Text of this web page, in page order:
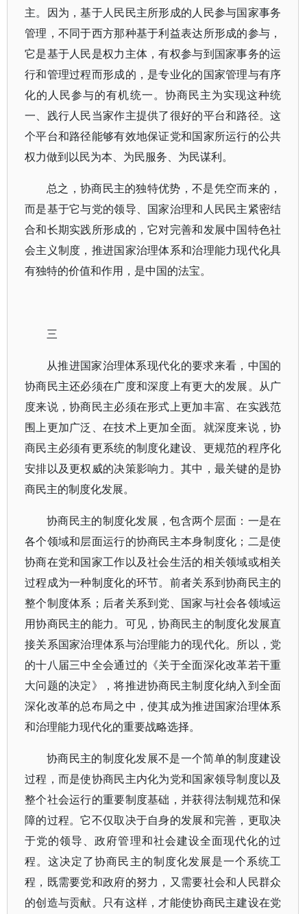
主。因为，基于人民民主所形成的人民参与国家事务
管理，不同于西方那种基于利益表达所形成的参与，
它是基于人民是权力主体，有权参与到国家事务的运
行和管理过程而形成的，是专业化的国家管理与有序
化的人民参与的有机统一。协商民主为实现这种统
一、践行人民当家作主提供了很好的平台和路径。这
个平台和路径能够有效地保证党和国家所运行的公共
权力做到以民为本、为民服务、为民谋利。
总之，协商民主的独特优势，不是凭空而来的，
而是基于它与党的领导、国家治理和人民民主紧密结
合和长期实践所形成的，它对完善和发展中国特色社
会主义制度，推进国家治理体系和治理能力现代化具
有独特的价值和作用，是中国的法宝。
三
从推进国家治理体系现代化的要求来看，中国的
协商民主还必须在广度和深度上有更大的发展。从广
度来说，协商民主必须在形式上更加丰富、在实践范
围上更加广泛、在技术上更加全面。就深度来说，协
商民主必须有更系统的制度化建设、更规范的程序化
安排以及更权威的决策影响力。其中，最关键的是协
商民主的制度化发展。
协商民主的制度化发展，包含两个层面：一是在
各个领域和层面运行的协商民主本身制度化；二是使
协商在党和国家工作以及社会生活的相关领域或相关
过程成为一种制度化的环节。前者关系到协商民主的
整个制度体系；后者关系到党、国家与社会各领域运
用协商民主的能力。可见，协商民主的制度化发展直
接关系国家治理体系与治理能力的现代化。所以，党
的十八届三中全会通过的《关于全面深化改革若干重
大问题的决定》，将推进协商民主制度化纳入到全面
深化改革的总布局之中，使其成为推进国家治理体系
和治理能力现代化的重要战略选择。
协商民主的制度化发展不是一个简单的制度建设
过程，而是使协商民主内化为党和国家领导制度以及
整个社会运行的重要制度基础，并获得法制规范和保
障的过程。它不仅取决于自身的发展和完善，更取决
于党的领导、政府管理和社会建设全面现代化的过
程。这决定了协商民主的制度化发展是一个系统工
程，既需要党和政府的努力，又需要社会和人民群众
的创造与贡献。只有这样，才能使协商民主建设在党